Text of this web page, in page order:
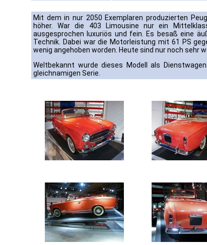
Mit dem in nur 2050 Exemplaren produzierten
höher. War die 403 Limousine nur ein
ausgesprochen luxuriös und fein. Es besaß eine
Technik. Dabei war die Motorleistung mit 61 PS
wenig angehoben worden. Heute sind nur noch sehr
Weltbekannt wurde dieses Modell als
gleichnamigen Serie.